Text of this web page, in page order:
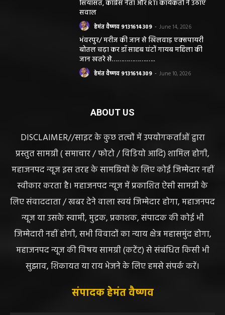
सियासत, कांग्रेस नेता और RTI कार्यकर्ता ने उठाए
सवाल
हेमंत वैष्णव 9131614309 - June 14, 2026
भंवरपुर/ मरीज की जान से खिलवाड़ एक्सपायरी
बोतल चढ़ा कर डॉ साहब घंटों गायब महिला की
जान खतरे से……………….…..
हेमंत वैष्णव 9131614309 - June 10, 2026
ABOUT US
DISCLAIMER//साइट के कुछ तत्वों में उपयोगकर्ताओं द्वारा
प्रस्तुत सामग्री ( समाचार / फोटो / विडियो आदि) शामिल होगी,
महाजनपद न्यूज इस तरह के सामग्रियों के लिए कोई जिम्मेदार नहीं
स्वीकार करता है। महाजनपद न्यूज में प्रकाशित ऐसी सामग्री के
लिए संवाददाता / खबर देने वाला स्वयं जिम्मेदार होगा, महाजनपद
न्यूज या उसके स्वामी, मुद्रक, प्रकाशक, संपादक की कोई भी
जिम्मेदारी नहीं होगी, सभी विवादों का न्याय क्षेत्र महासमुंद होगा,
महाजनपद न्यूज की विषय सामग्री (कटेंट) से संबंधित किसी भी
सुझाव, शिकायत या राय भेजने के लिए हमसे संपर्क करें।
संपादक हेमंत वैष्णव